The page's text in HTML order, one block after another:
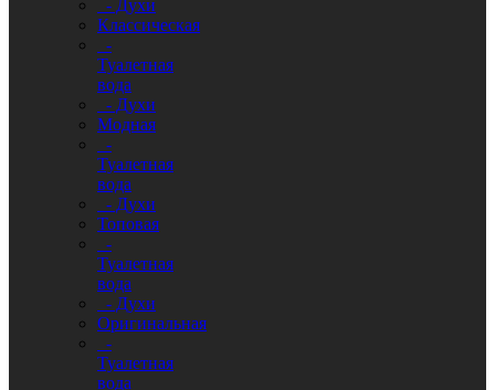
- Духи
Классическая
-
Туалетная
вода
- Духи
Модная
-
Туалетная
вода
- Духи
Топовая
-
Туалетная
вода
- Духи
Оригинальная
-
Туалетная
вода